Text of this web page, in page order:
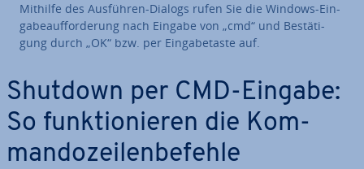
Mithilfe des Ausführen-Dialogs rufen Sie die Windows-Ein­
ga­be­auf­for­de­rung nach Eingabe von „cmd“ und Be­stä­ti­
gung durch „OK“ bzw. per Ein­ga­be­tas­te auf.
Shutdown per CMD-Eingabe:
So funk­tio­nie­ren die Kom­
man­do­zei­len­be­feh­le